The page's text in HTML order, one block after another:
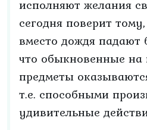
исполняют желания
сегодня поверит
вместо дождя
что обыкновенные на
предметы
т.е. способными
удивительные